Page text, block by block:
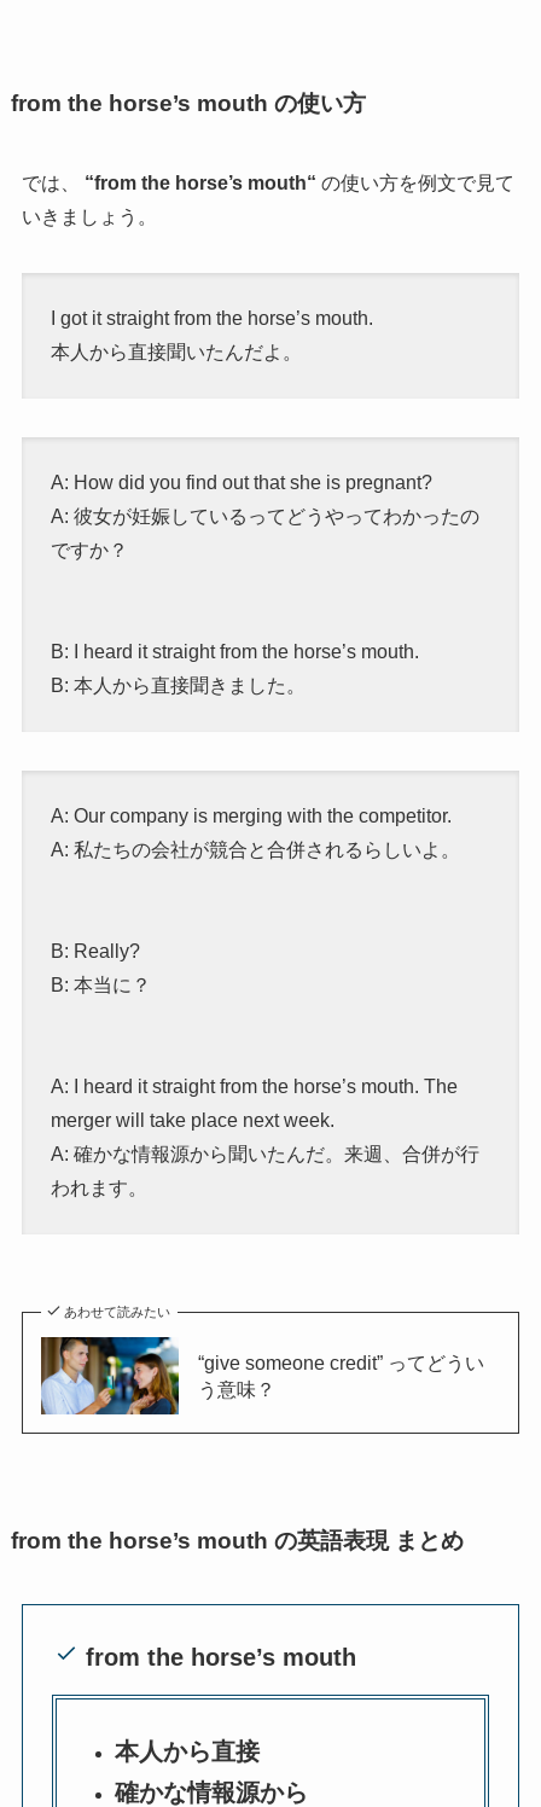
from the horse’s mouth の使い方
では、 “from the horse’s mouth“ の使い方を例文で見て
いきましょう。
I got it straight from the horse’s mouth.
本人から直接聞いたんだよ。
A: How did you find out that she is pregnant?
A: 彼女が妊娠しているってどうやってわかったの
ですか？
B: I heard it straight from the horse’s mouth.
B: 本人から直接聞きました。
A: Our company is merging with the competitor.
A: 私たちの会社が競合と合併されるらしいよ。
B: Really?
B: 本当に？
A:
I heard it straight from the horse’s mouth. The
merger will take place next week.
A: 確かな情報源から聞いたんだ。来週、合併が行
われます。
あわせて読みたい
“give someone credit” ってどうい
う意味？
from the horse’s mouth の英語表現 まとめ
from the horse’s mouth
本人から直接
確かな情報源から